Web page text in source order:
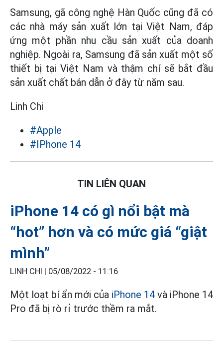
Samsung, gã công nghệ Hàn Quốc cũng đã có
các nhà máy sản xuất lớn tại Việt Nam, đáp
ứng một phần nhu cầu sản xuất của doanh
nghiệp. Ngoài ra, Samsung đã sản xuất một số
thiết bị tại Việt Nam và thậm chí sẽ bắt đầu
sản xuất chất bán dẫn ở đây từ năm sau.
Linh Chi
#Apple
#IPhone 14
TIN LIÊN QUAN
iPhone 14 có gì nổi bật mà
“hot” hơn và có mức giá “giật
mình”
LINH CHI | 05/08/2022 - 11:16
Một loạt bí ẩn mới của iPhone 14 và iPhone 14
Pro đã bị rò rỉ trước thềm ra mắt.